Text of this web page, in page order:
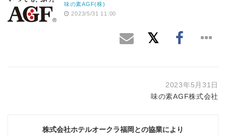
味の素AGF(株)
2023/5/31 11:00
2023年5月31日
味の素AGF株式会社
株式会社ホテルオークラ福岡との協業により